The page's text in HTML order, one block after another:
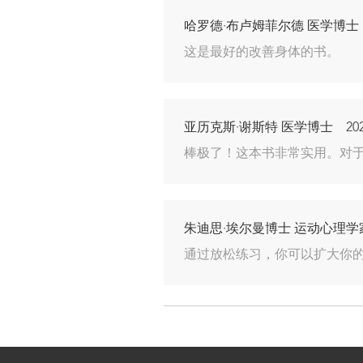
哈罗德·布卢姆菲尔德 医学博
这是最好的改善身体的书。
亚历克斯·谢斯特 医学博士
棒极了！这本书非常实用。对
朱迪思·埃尔曼博士 运动心理
通过放松练习，你可以扩大你